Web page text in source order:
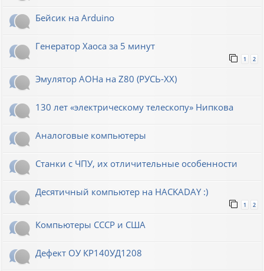
Бейсик на Arduino
Генератор Хаоса за 5 минут
1 2
Эмулятор АОНа на Z80 (РУСЬ-XX)
130 лет «электрическому телескопу» Нипкова
Аналоговые компьютеры
Станки с ЧПУ, их отличительные особенности
Десятичный компьютер на HACKADAY :)
1 2
Компьютеры СССР и США
Дефект ОУ КР140УД1208